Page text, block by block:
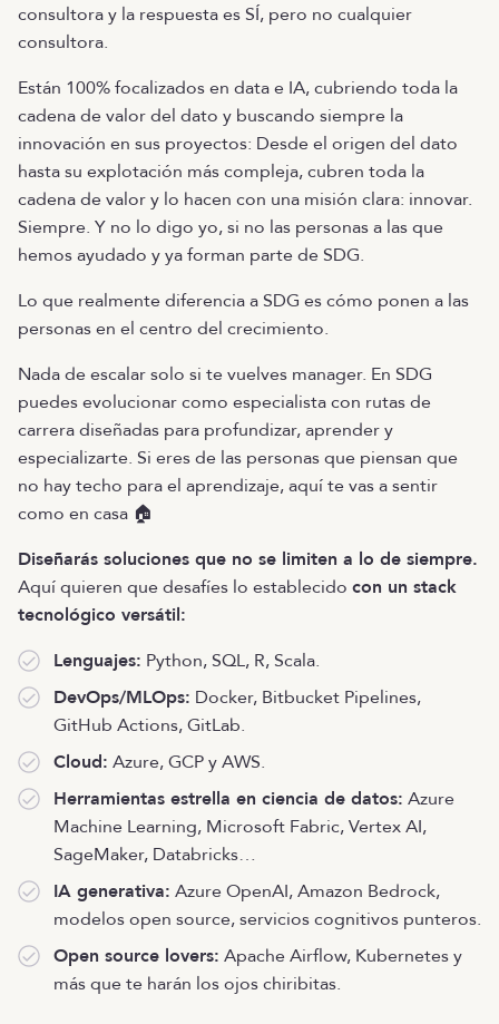
consultora y la respuesta es SÍ, pero no cualquier
consultora.
Están 100% focalizados en data e IA, cubriendo toda la
cadena de valor del dato y buscando siempre la
innovación en sus proyectos: Desde el origen del dato
hasta su explotación más compleja, cubren toda la
cadena de valor y lo hacen con una misión clara: innovar.
Siempre. Y no lo digo yo, si no las personas a las que
hemos ayudado y ya forman parte de SDG.
Lo que realmente diferencia a SDG es cómo ponen a las
personas en el centro del crecimiento.
Nada de escalar solo si te vuelves manager. En SDG
puedes evolucionar como especialista con rutas de
carrera diseñadas para profundizar, aprender y
especializarte. Si eres de las personas que piensan que
no hay techo para el aprendizaje, aquí te vas a sentir
como en casa 🏠
Diseñarás soluciones que no se limiten a lo de siempre.
Aquí quieren que desafíes lo establecido con un stack
tecnológico versátil:
Lenguajes: Python, SQL, R, Scala.
DevOps/MLOps: Docker, Bitbucket Pipelines,
GitHub Actions, GitLab.
Cloud: Azure, GCP y AWS.
Herramientas estrella en ciencia de datos: Azure
Machine Learning, Microsoft Fabric, Vertex AI,
SageMaker, Databricks…
IA generativa: Azure OpenAI, Amazon Bedrock,
modelos open source, servicios cognitivos punteros.
Open source lovers: Apache Airflow, Kubernetes y
más que te harán los ojos chiribitas.